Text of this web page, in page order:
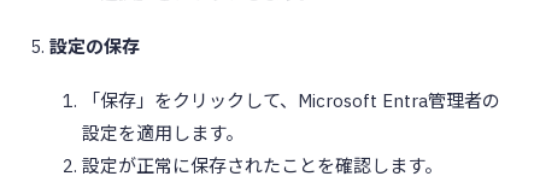
設定の保存
「保存」をクリックして、Microsoft Entra管理者の
設定を適用します。
設定が正常に保存されたことを確認します。